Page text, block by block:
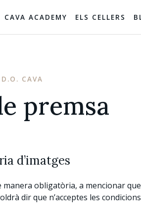
CAVA ACADEMY ELS CELLERS
D.O. CAVA
premsa
d’imatges
manera obligatòria, a mencionar
dir que n’acceptes les condicions